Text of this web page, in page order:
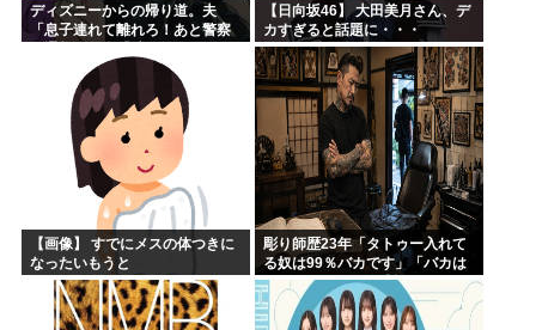
ディズニーからの帰り道。夫
「息子連れて離れろ！あと警察
「どうしました！？」→トンデ
モナイことに…
【日向坂46】 大田美月さん、デ
カすぎると話題に・・・
【画像】 すでにメスの体つきに
なったいもうと
彫り師歴23年「タトゥー入れて
る奴は99％バカです」「バカは
5000円が好き」無断キャンセ
ル、挨拶できない、金がない…
客層をぶっちゃけ